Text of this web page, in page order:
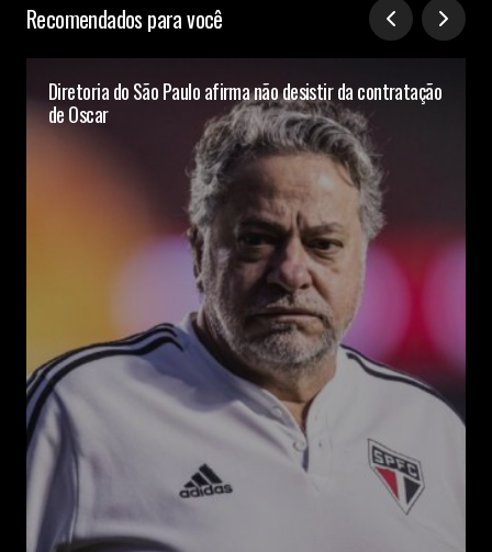
Recomendados para você
Diretoria do São Paulo afirma não desistir da contratação
de Oscar